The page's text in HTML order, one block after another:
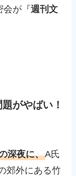
会が『週刊文
がやばい！
深夜に、A氏
郊外にある竹